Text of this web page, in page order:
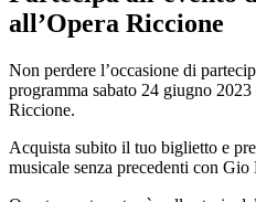
all’Opera Riccione
Non perdere l’occasione di
programma sabato 24 giugno
Riccione.
Acquista subito il tuo biglietto e
musicale senza precedenti con